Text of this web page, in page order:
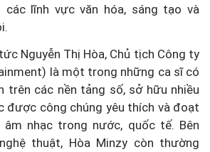
các lĩnh vực văn hóa, sáng tạo và
Nguyễn Thị Hòa, Chủ tịch Công ty
là một trong những ca sĩ có
trên các nền tảng số, sở hữu nhiều
được công chúng yêu thích và đoạt
nhạc trong nước, quốc tế. Bên
thuật, Hòa Minzy còn thường